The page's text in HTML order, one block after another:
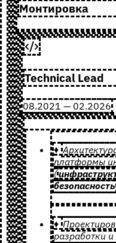
Монтировка
Technical Lead
08.2021 — 02.2026
♦
платформы
(
безопасность
♦
разработки